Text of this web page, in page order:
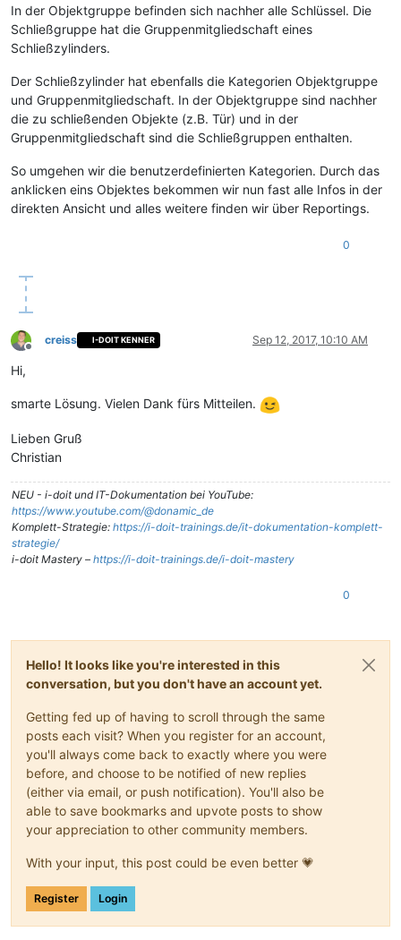
In der Objektgruppe befinden sich nachher alle Schlüssel. Die
Schließgruppe hat die Gruppenmitgliedschaft eines
Schließzylinders.
Der Schließzylinder hat ebenfalls die Kategorien Objektgruppe
und Gruppenmitgliedschaft. In der Objektgruppe sind nachher
die zu schließenden Objekte (z.B. Tür) und in der
Gruppenmitgliedschaft sind die Schließgruppen enthalten.
So umgehen wir die benutzerdefinierten Kategorien. Durch das
anklicken eins Objektes bekommen wir nun fast alle Infos in der
direkten Ansicht und alles weitere finden wir über Reportings.
0
Offline
creiss I-DOIT KENNER Sep 12, 2017, 10:10 AM
Hi,
smarte Lösung. Vielen Dank fürs Mitteilen.
Lieben Gruß
Christian
NEU - i-doit und IT-Dokumentation bei YouTube:
https://www.youtube.com/@donamic_de
Komplett-Strategie: https://i-doit-trainings.de/it-dokumentation-komplett-
strategie/
i-doit Mastery – https://i-doit-trainings.de/i-doit-mastery
0
Hello! It looks like you're interested in this
conversation, but you don't have an account yet.
Getting fed up of having to scroll through the same
posts each visit? When you register for an account,
you'll always come back to exactly where you were
before, and choose to be notified of new replies
(either via email, or push notification). You'll also be
able to save bookmarks and upvote posts to show
your appreciation to other community members.
With your input, this post could be even better 💗
Register Login